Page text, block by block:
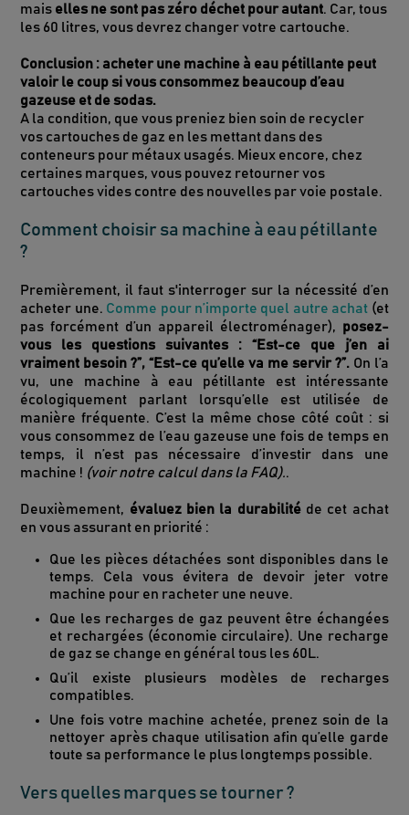
mais elles ne sont pas zéro déchet pour autant. Car, tous
les 60 litres, vous devrez changer votre cartouche.
Conclusion : acheter une machine à eau pétillante peut
valoir le coup si vous consommez beaucoup d’eau
gazeuse et de sodas.
A la condition, que vous preniez bien soin de recycler
vos cartouches de gaz en les mettant dans des
conteneurs pour métaux usagés. Mieux encore, chez
certaines marques, vous pouvez retourner vos
cartouches vides contre des nouvelles par voie postale.
Comment choisir sa machine à eau pétillante
?
Premièrement, il faut s'interroger sur la nécessité d’en
acheter une. Comme pour n’importe quel autre achat (et
pas forcément d’un appareil électroménager), posez-
vous les questions suivantes : “Est-ce que j’en ai
vraiment besoin ?”, “Est-ce qu’elle va me servir ?”.On l’a
vu, une machine à eau pétillante est intéressante
écologiquement parlant lorsqu’elle est utilisée de
manière fréquente. C’est la même chose côté coût : si
vous consommez de l’eau gazeuse une fois de temps en
temps, il n’est pas nécessaire d’investir dans une
machine ! (voir notre calcul dans la FAQ)..
Deuxièmement, évaluez bien la durabilitéde cet achat
en vous assurant en priorité :
Que les pièces détachées sont disponibles dans le
temps. Cela vous évitera de devoir jeter votre
machine pour en racheter une neuve.
Que les recharges de gaz peuvent être échangées
et rechargées (économie circulaire). Une recharge
de gaz se change en général tous les 60L.
Qu’il existe plusieurs modèles de recharges
compatibles.
Une fois votre machine achetée, prenez soin de la
nettoyer après chaque utilisation afin qu’elle garde
toute sa performance le plus longtemps possible.
Vers quelles marques se tourner ?